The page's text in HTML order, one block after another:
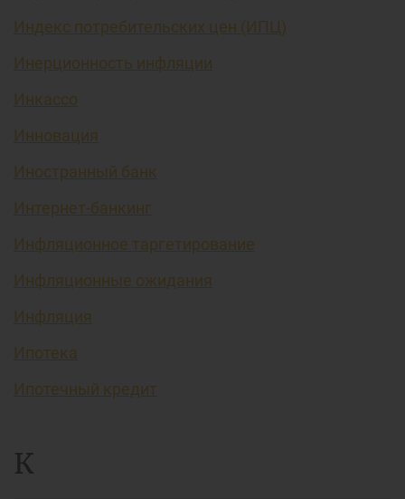
Индекс потребительских цен (ИПЦ)
Инерционность инфляции
Инкассо
Инновация
Иностранный банк
Интернет-банкинг
Инфляционное таргетирование
Инфляционные ожидания
Инфляция
Ипотека
Ипотечный кредит
К